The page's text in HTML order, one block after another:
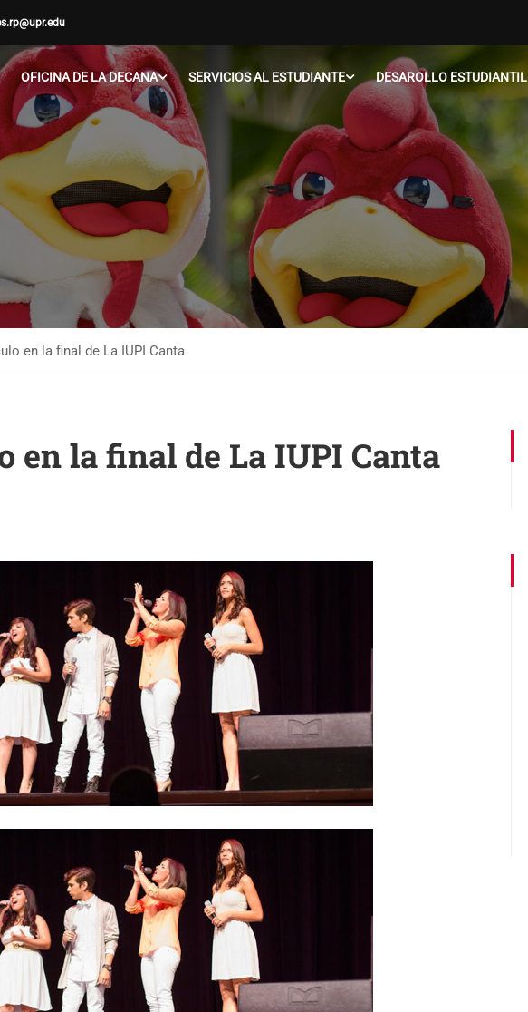
OFICINA DE LA DECANA SERVICIOS AL ESTUDIANTE DESAROLLO ESTUDIANTIL
en la final de La IUPI Canta
en la final de La IUPI Canta